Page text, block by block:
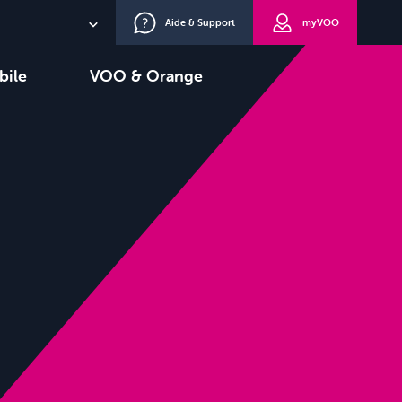
NL
Aide & Support myVOO
VOO & Orange